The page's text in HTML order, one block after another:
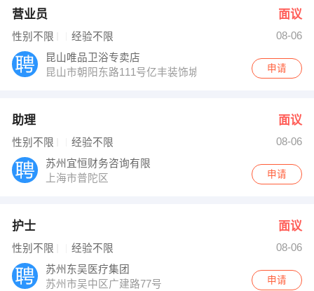
营业员 面议
性别不限 经验不限
08-06
昆山唯品卫浴专卖店
昆山市朝阳东路111号亿丰装饰城内
申请
助理 面议
性别不限 经验不限
08-06
苏州宜恒财务咨询有限
上海市普陀区
申请
护士 面议
性别不限 经验不限
08-06
苏州东吴医疗集团
苏州市吴中区广建路77号
申请